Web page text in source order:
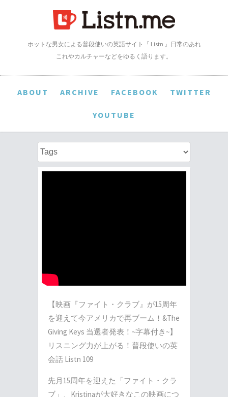
ホットな男女による普段使いの英語サイト『 Listn 』日常のあれ
これやカルチャーなどをゆるく語ります。
ABOUT ARCHIVE FACEBOOK TWITTER
YOUTUBE
【映画『ファイト・クラブ』が15周年
を迎えて今アメリカで再ブーム！&The
Giving Keys 当選者発表！~字幕付き~】
リスニング力が上がる！普段使いの英
会話 Listn 109
先月15周年を迎えた「ファイト・クラ
ブ」、Kristinaが大好きなこの映画につ